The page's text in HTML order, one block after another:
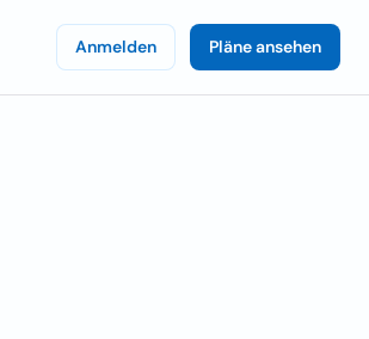
Anmelden Pläne ansehen